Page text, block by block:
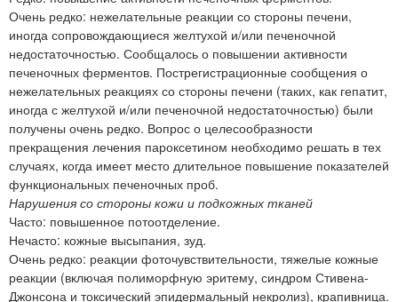
Очень редко: нежелательные реакции со стороны печени,
иногда сопровождающиеся желтухой и/или печеночной
недостаточностью. Сообщалось о повышении активности
печеночных ферментов. Пострегистрационные сообщения о
нежелательных реакциях со стороны печени (таких, как гепатит,
иногда с желтухой и/или печеночной недостаточностью) были
получены очень редко. Вопрос о целесообразности
прекращения лечения пароксетином необходимо решать в тех
случаях, когда имеет место длительное повышение показателей
функциональных печеночных проб.
Нарушения со стороны кожи и подкожных тканей
Часто: повышенное потоотделение.
Нечасто: кожные высыпания, зуд.
Очень редко: реакции фоточувствительности, тяжелые кожные
реакции (включая полиморфную эритему, синдром Стивена-
Джонсона и токсический эпидермальный некролиз), крапивница.